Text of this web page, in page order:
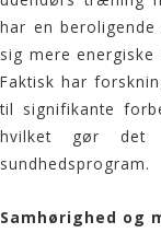
har en
sig mere
Faktisk har
til signifikante
hvilket gør
sundhedsprogram.
Samhørighed og